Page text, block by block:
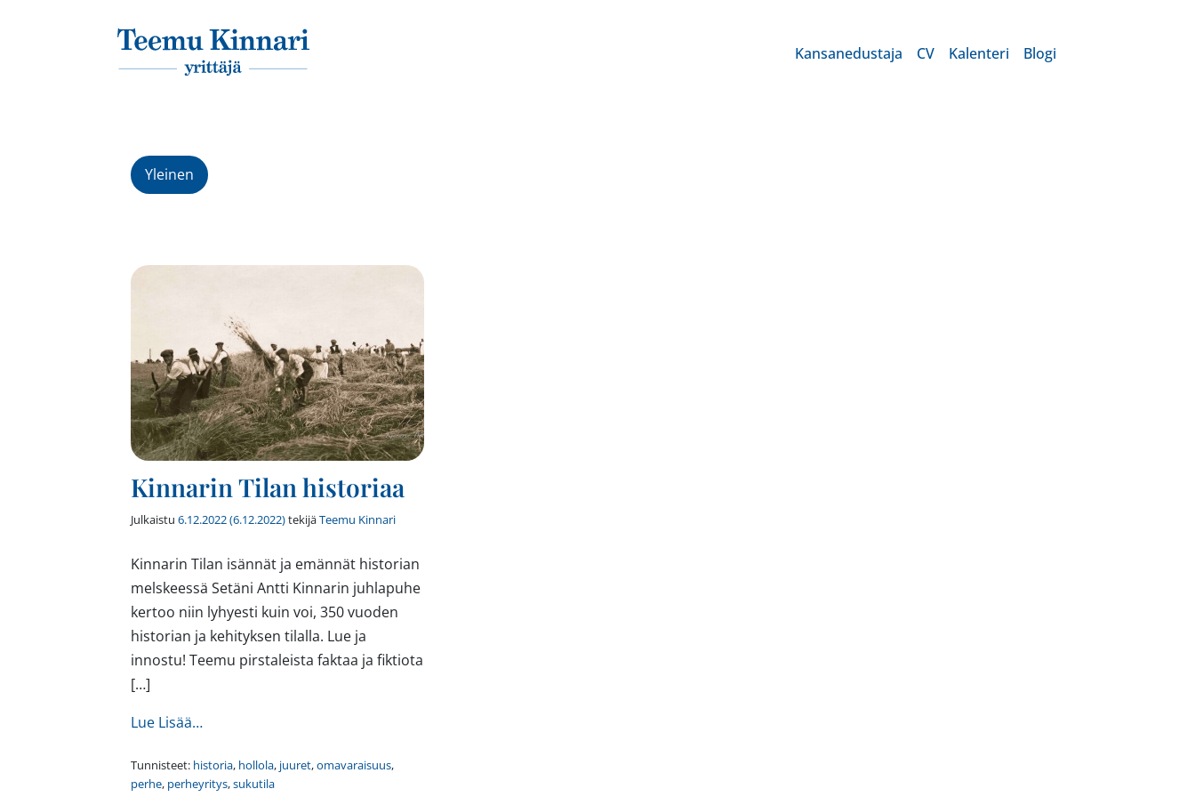
Päävalikko Kansanedustaja CV Kalenteri Blogi
Yleinen
Kinnarin Tilan historiaa
Julkaistu 6.12.2022(6.12.2022)tekijäTeemu Kinnari
Kinnarin Tilan isännät ja emännät historian
melskeessä Setäni Antti Kinnarin juhlapuhe
kertoo niin lyhyesti kuin voi, 350 vuoden
historian ja kehityksen tilalla. Lue ja
innostu! Teemu pirstaleista faktaa ja fiktiota
[…]
Lue Lisää…from Kinnarin Tilan historiaa
Tunnisteet: historia, hollola, juuret,omavaraisuus,
perhe, perheyritys,sukutila